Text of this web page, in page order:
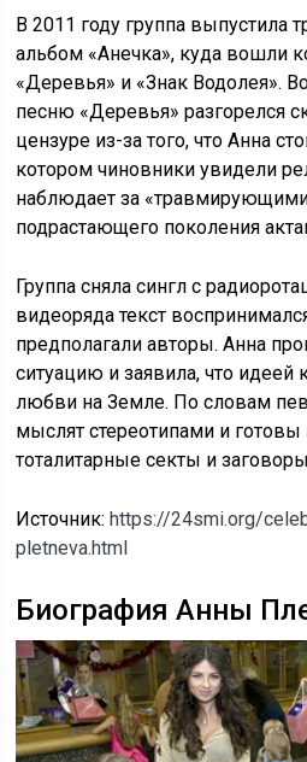
В 2011 году группа выпустила
альбом «Анечка», куда вошли
«Деревья» и «Знак Водолея».
песню «Деревья» разгорелся
цензуре из-за того, что Анна
котором чиновники увидели
наблюдает за
подрастающего поколения
Группа сняла сингл с
видеоряда текст
предполагали авторы. Анна
ситуацию и заявила, что идеей
любви на Земле. По словам
мыслят стереотипами и
тоталитарные секты и
Источник:https://24smi.org/
pletneva.html
Биография Анны